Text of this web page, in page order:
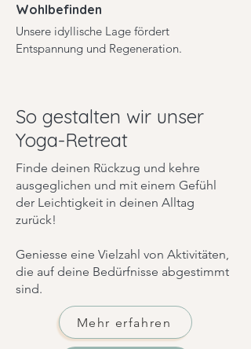
Wohlbefinden
Unsere idyllische Lage fördert
Entspannung und Regeneration.
So gestalten wir unser
Yoga-Retreat
Finde deinen Rückzug und kehre
ausgeglichen und mit einem Gefühl
der Leichtigkeit in deinen Alltag
zurück!
Geniesse eine Vielzahl von Aktivitäten,
die auf deine Bedürfnisse abgestimmt
sind.
Mehr erfahren